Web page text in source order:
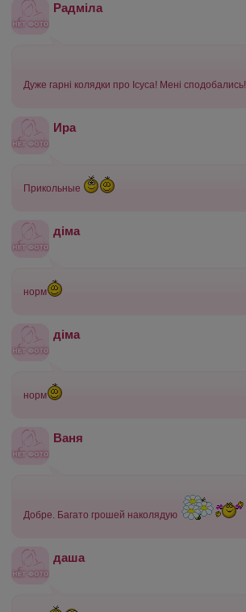
Радміла
Дуже гарні колядки про Ісуса! Мені сподобались!
Ира
Прикольные
діма
норм
діма
норм
Ваня
Добре. Багато грошей наколядую
даша